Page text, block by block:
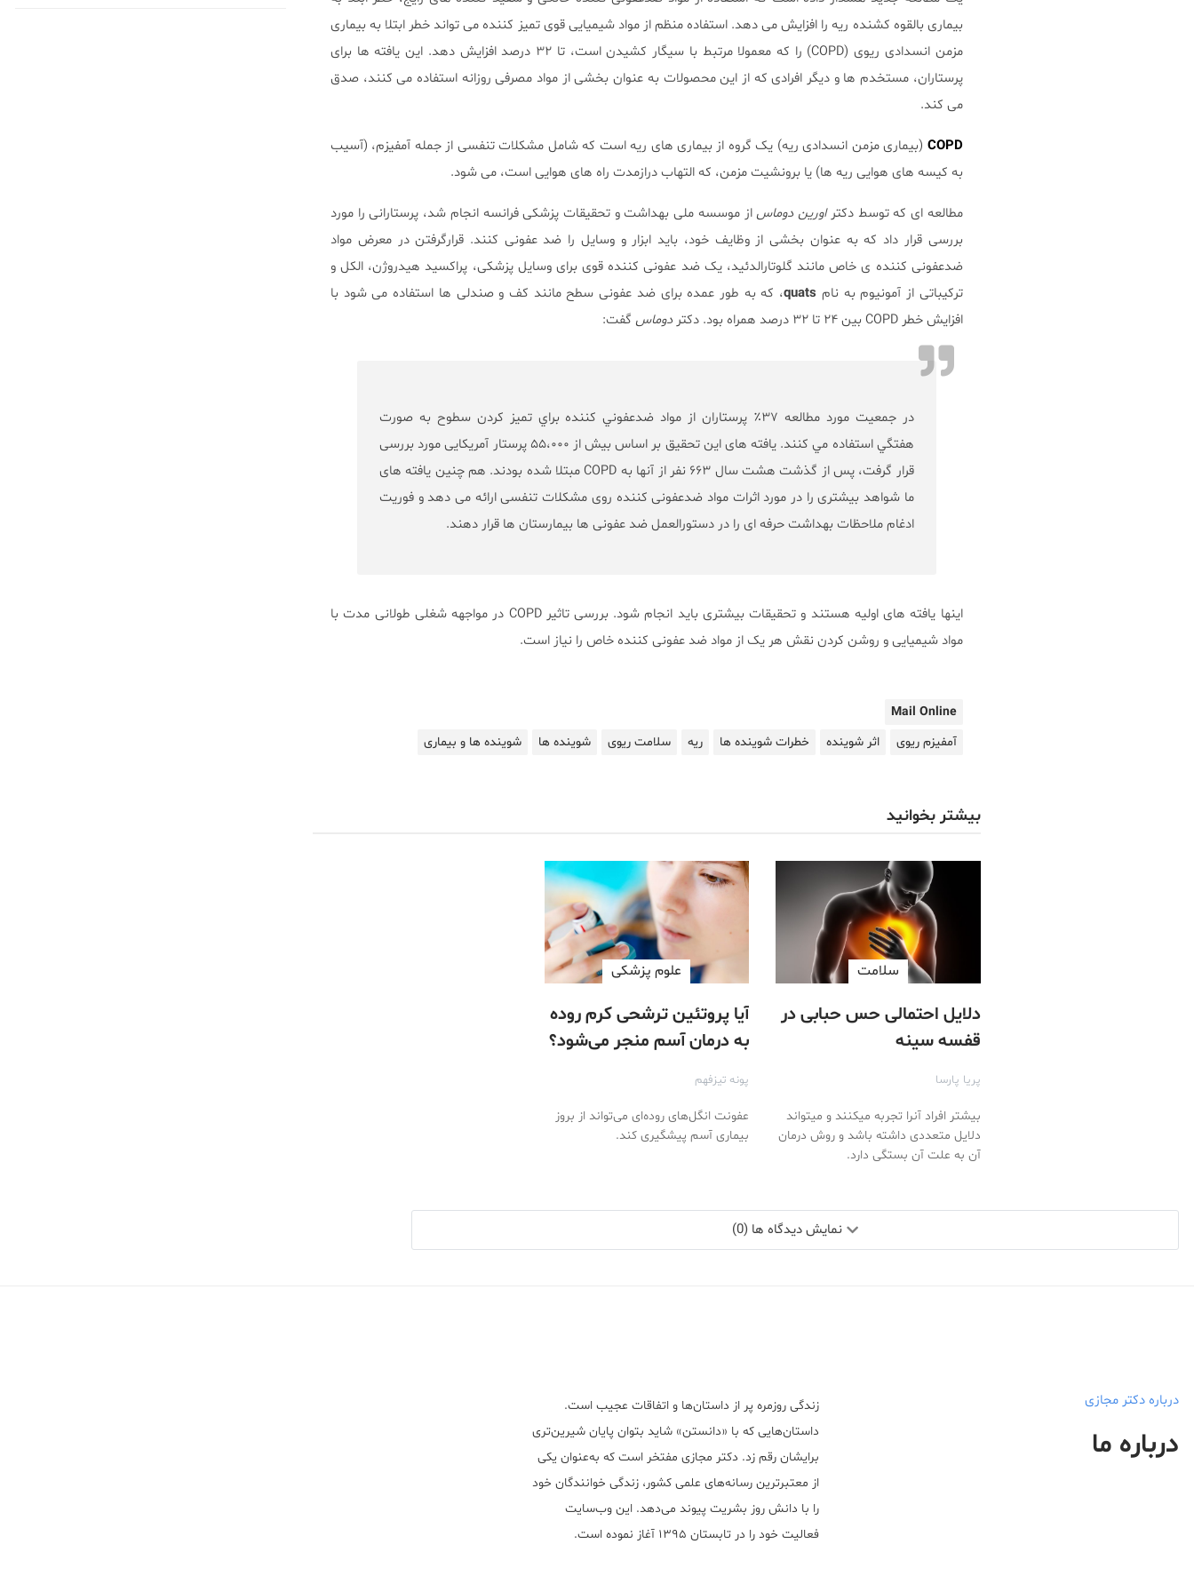
بیماری بالقوه کشنده ریه را افزایش می دهد. استفاده منظم از مواد شیمیایی قوی تمیز کننده می تواند خطر ابتلا به بیماری
مزمن انسدادی ریوی (COPD) را که معمولا مرتبط با سیگار کشیدن است، تا ۳۲ درصد افزایش دهد. این یافته ها برای
پرستاران، مستخدم ها و دیگر افرادی که از این محصولات به عنوان بخشی از مواد مصرفی روزانه استفاده می کنند، صدق
می کند.
COPD (بیماری مزمن انسدادی ریه) یک گروه از بیماری های ریه است که شامل مشکلات تنفسی از جمله آمفیزم، (آسیب
به کیسه های هوایی ریه ها) یا برونشیت مزمن، که التهاب درازمدت راه های هوایی است، می شود.
مطالعه ای که توسط دکتراورین دوماس از موسسه ملی بهداشت و تحقیقات پزشکی فرانسه انجام شد، پرستارانی را مورد
بررسی قرار داد که به عنوان بخشی از وظایف خود، باید ابزار و وسایل را ضد عفونی کنند. قرارگرفتن در معرض مواد
ضدعفونی کننده ی خاص مانند گلوتارالدئید، یک ضد عفونی کننده قوی برای وسایل پزشکی، پراکسید هیدروژن، الکل و
ترکیباتی از آمونیوم به نام quats، که به طور عمده برای ضد عفونی سطح مانند کف و صندلی ها استفاده می شود با
افزایش خطر COPD بین ۲۴ تا ۳۲ درصد همراه بود. دکتر
دوماس گفت:
در جمعيت مورد مطالعه ۳۷٪ پرستاران از مواد ضدعفوني كننده براي تميز كردن سطوح به صورت
هفتگي استفاده مي كنند. یافته های این تحقیق بر اساس بیش از ۵۵،۰۰۰ پرستار آمریکایی مورد بررسی
قرار گرفت، پس از گذشت هشت سال ۶۶۳ نفر از آنها به COPD مبتلا شده بودند. هم چنین یافته های
ما شواهد بیشتری را در مورد اثرات مواد ضدعفونی کننده روی مشکلات تنفسی ارائه می دهد و فوریت
ادغام ملاحظات بهداشت حرفه ای را در دستورالعمل ضد عفونی ها بیمارستان ها قرار دهند.
اینها یافته های اولیه هستند و تحقیقات بیشتری باید انجام شود. بررسی تاثیر COPD در مواجهه شغلی طولانی مدت با
مواد شیمیایی و روشن کردن نقش هر یک از مواد ضد عفونی کننده خاص را نیاز است.
Mail Online
آمفیزم ریوی
اثر شوینده خطرات شوینده ها ریه سلامت ریوی شوینده ها شوینده ها و بیماری
بیشتر بخوانید
سلامت
دلایل احتمالی حس حبابی در
قفسه سینه
پریا پارسا
بیشتر افراد آنرا تجربه میکنند و میتواند
دلایل متعددی داشته باشد و روش درمان
آن به علت آن بستگی دارد.
علوم پزشكی
آیا پروتئین ترشحی کرم روده
به درمان آسم منجر می‌شود؟
پونه تیزفهم
عفونت انگل‌های روده‌ای می‌تواند از بروز
بیماری آسم پیشگیری کند.
نمایش دیدگاه ها (0)
درباره دکتر مجازی
درباره ما
زندگی روزمره پر از داستان‌ها و اتفاقات عجیب است.
داستان‌هایی که با «دانستن» شاید بتوان پایان شیرین‌تری
برایشان رقم زد. دکتر مجازی مفتخر است که به‌عنوان یکی
از معتبر‌ترین رسانه‌های علمی کشور، زندگی خوانندگان خود
را با دانش روز بشریت پیوند می‌دهد. این وب‌سایت
فعالیت خود را در تابستان ۱۳۹۵ آغاز نموده است.